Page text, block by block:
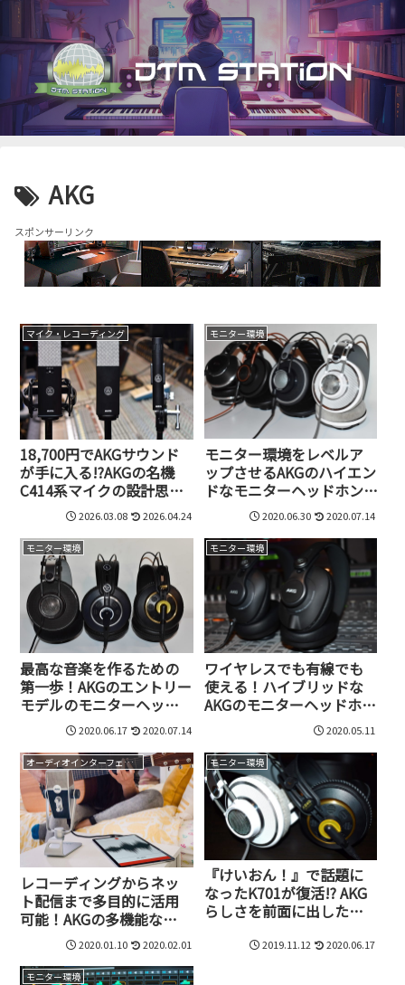
AKG
スポンサーリンク
マイク・レコーディング
18,700円でAKGサウンド
が手に入る!?AKGの名機
C414系マイクの設計思想
を継承した、新世代Cシリ
ーズマイクC114、C104、
C151
2026.03.08 2026.04.24
モニター環境
モニター環境をレベルア
ップさせるAKGのハイエン
ドなモニターヘッドホン。
上位モデルを4機種試して
2020.06.30 2020.07.14
モニター環境
最高な音楽を作るための
第一歩！AKGのエントリー
モデルのモニターヘッド
ホンでミックスしよう
2020.06.17 2020.07.14
モニター環境
ワイヤレスでも有線でも
使える！ハイブリッドな
AKGのモニターヘッドホン
K361-BT-Y3、K371-BT-
2020.05.11
オーディオインターフェイス
レコーディングからネッ
ト配信まで多目的に活用
可能！AKGの多機能な
24bit/192kHz対応USBマ
イク、Lyra-Y3を試してみ
た
2020.01.10 2020.02.01
モニター環境
『けいおん！』で話題に
なったK701が復活!? AKG
らしさを前面に出した開
AKG K701-Y3とK240
2019.11.12 2020.06.17
モニター環境